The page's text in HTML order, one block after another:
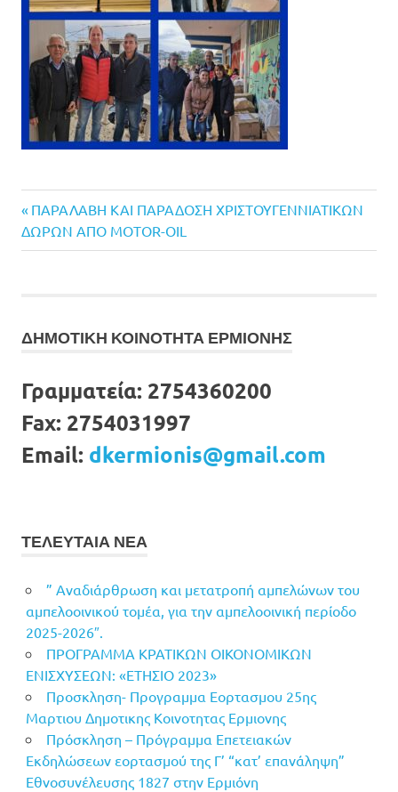
Πλοήγηση
άρθρων
Previous
Post:
ΠΑΡΑΛΑΒΗ ΚΑΙ ΠΑΡΑΔΟΣΗ ΧΡΙΣΤΟΥΓΕΝΝΙΑΤΙΚΩΝ
ΔΩΡΩΝ ΑΠΟ MOTOR-OIL
ΔΗΜΟΤΙΚΗ ΚΟΙΝΟΤΗΤΑ ΕΡΜΙΟΝΗΣ
Γραμματεία: 2754360200
Fax: 2754031997
Email: dkermionis@gmail.com
ΤΕΛΕΥΤΑΙΑ ΝΕΑ
” Αναδιάρθρωση και μετατροπή αμπελώνων του
αμπελοοινικού τομέα, για την αμπελοοινική περίοδο
2025-2026″.
ΠΡΟΓΡΑΜΜΑ ΚΡΑΤΙΚΩΝ ΟΙΚΟΝΟΜΙΚΩΝ
ΕΝΙΣΧΥΣΕΩΝ: «ΕΤΗΣΙΟ 2023»
Προσκληση- Προγραμμα Εορτασμου 25ης
Μαρτιου Δημοτικης Κοινοτητας Ερμιονης
Πρόσκληση – Πρόγραμμα Επετειακών
Εκδηλώσεων εορτασμού της Γ’ “κατ’ επανάληψη”
Εθνοσυνέλευσης 1827 στην Ερμιόνη